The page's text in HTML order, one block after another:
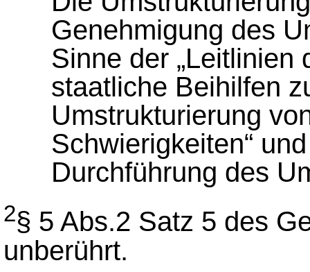
Genehmigung des
Sinne der „Leitlinien
staatliche Beihilfen
Umstrukturierung
Schwierigkeiten“
Durchführung des
2§ 5 Abs.2 Satz 5 des
unberührt.